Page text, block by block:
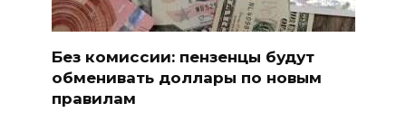
Без комиссии: пензенцы будут
обменивать доллары по новым
правилам